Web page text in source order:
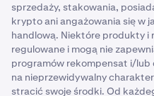
sprzedaży, stakowania,
krypto ani angażowania się w
handlową. Niektóre produkty
regulowane i mogą nie
programów rekompensat i/lub
na nieprzewidywalny
stracić swoje środki. Od